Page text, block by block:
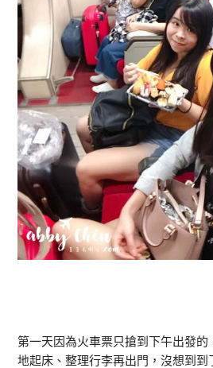
第一天因為火車票只搶到下午出發
地起床、整理行李再出門，沒想到到